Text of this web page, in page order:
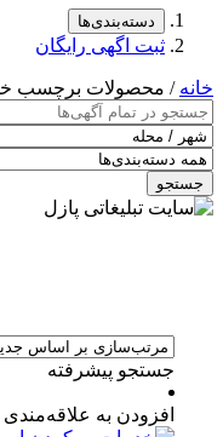
دسته‌بندی‌ها
ثبت اگهی رایگان
خانه / محصولات برچسب
جستجو
جستجو پیشرفته
افزودن به علاقه‌مندی